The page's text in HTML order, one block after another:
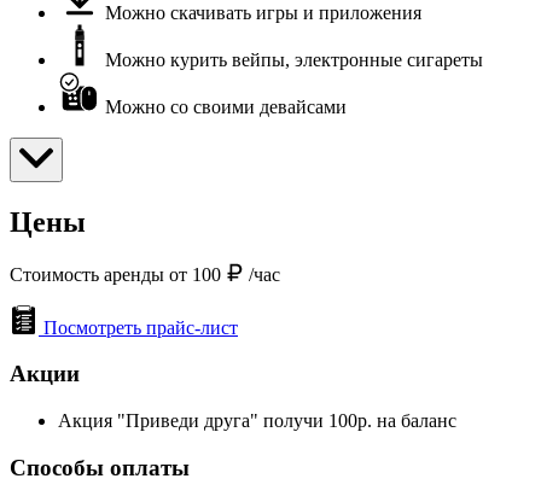
Можно скачивать игры и приложения
Можно курить вейпы, электронные сигареты
Можно со своими девайсами
Цены
Стоимость аренды от 100 /час
Посмотреть прайс-лист
Акции
Акция "Приведи друга" получи 100р. на баланс
Способы оплаты